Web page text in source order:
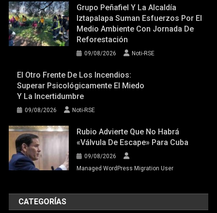
Grupo Peñafiel Y La Alcaldía
Iztapalapa Suman Esfuerzos Por El
Medio Ambiente Con Jornada De
Reforestación
09/08/2026 Noti-RSE
El Otro Frente De Los Incendios:
Superar Psicológicamente El Miedo
Y La Incertidumbre
09/08/2026 Noti-RSE
Rubio Advierte Que No Habrá
«válvula De Escape» Para Cuba
09/08/2026
Managed WordPress Migration User
CATEGORÍAS